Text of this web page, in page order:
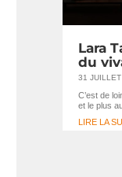
Lara
du
31
C’est de
et le plus
LIRE LA